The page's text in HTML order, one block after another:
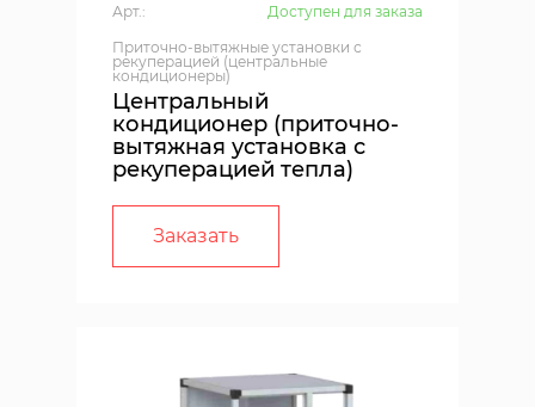
Арт.:
Доступен для заказа
Приточно-вытяжные установки с
рекуперацией (центральные
кондиционеры)
Центральный
кондиционер (приточно-
вытяжная установка с
рекуперацией тепла)
Заказать